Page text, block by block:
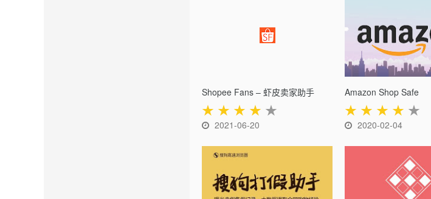
Shopee Fans – 虾皮卖家助手
★ ★ ★ ★ ★
2021-06-20
Amazon Shop Safe
★ ★ ★ ★ ★
2020-02-04